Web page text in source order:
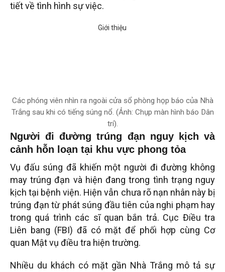
tiết về tình hình sự việc.
Các phóng viên nhìn ra ngoài cửa sổ phòng họp báo của Nhà
Trắng sau khi có tiếng súng nổ. (Ảnh: Chụp màn hình báo Dân
trí).
Người đi đường trúng đạn nguy kịch và
cảnh hỗn loạn tại khu vực phong tỏa
Vụ đấu súng đã khiến một người đi đường không
may trúng đạn và hiện đang trong tình trạng nguy
kịch tại bệnh viện. Hiện vẫn chưa rõ nạn nhân này bị
trúng đạn từ phát súng đầu tiên của nghi phạm hay
trong quá trình các sĩ quan bắn trả. Cục Điều tra
Liên bang (FBI) đã có mặt để phối hợp cùng Cơ
quan Mật vụ điều tra hiện trường.
Nhiều du khách có mặt gần Nhà Trắng mô tả sự